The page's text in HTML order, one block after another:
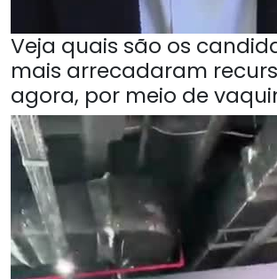
Veja quais são os
mais arrecadaram
agora, por meio de